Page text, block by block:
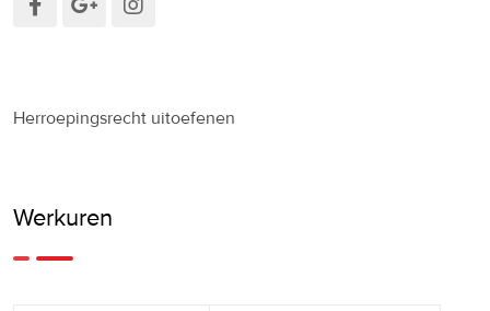
Herroepingsrecht uitoefenen
Werkuren